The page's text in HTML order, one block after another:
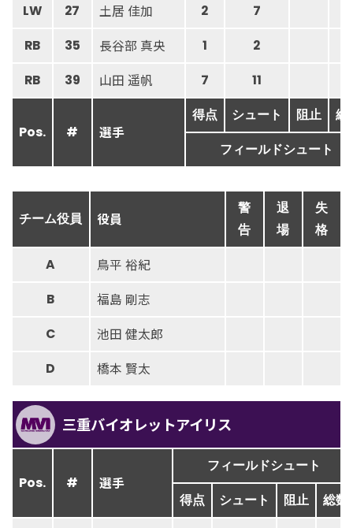
LW 27 土居 佳加 2 7
RB 35 長谷部 真央 1 2
RB 39 山田 遥帆 7 11
Pos. # 選手
得点 シュート 阻止 総
フィールドシュート
チーム役員 役員
警
告
退
場
失
格
A 鳥平 裕紀
B 福島 剛志
C 池田 健太郎
D 橋本 賢太
三重バイオレットアイリス
Pos. # 選手
フィールドシュート
得点 シュート 阻止 総数